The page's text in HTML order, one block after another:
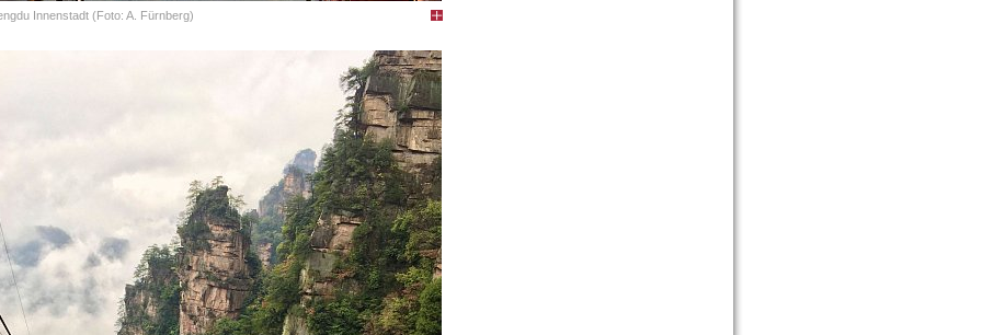
Innenstadt (Foto: A. Fürnberg)